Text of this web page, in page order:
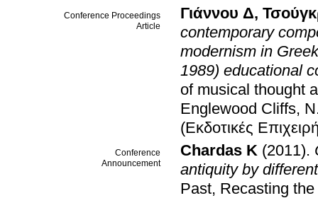
Conference Proceedings
Article
Γιάννου Δ,
contemporary
modernism in
1989) educational
of musical thought
Englewood Cliffs,
(Eκδοτικές
Conference
Announcement
Chardas K (2011).
antiquity by
Past, Recasting